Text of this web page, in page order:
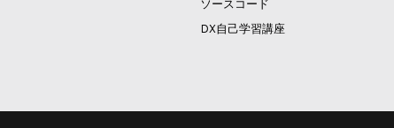
ソースコード
DX自己学習講座